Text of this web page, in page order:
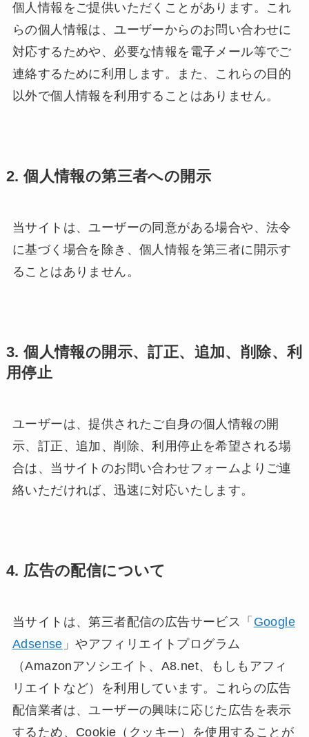
個人情報をご提供いただくことがあります。これ
らの個人情報は、ユーザーからのお問い合わせに
対応するためや、必要な情報を電子メール等でご
連絡するために利用します。また、これらの目的
以外で個人情報を利用することはありません。
2. 個人情報の第三者への開示
当サイトは、ユーザーの同意がある場合や、法令
に基づく場合を除き、個人情報を第三者に開示す
ることはありません。
3. 個人情報の開示、訂正、追加、削除、利
用停止
ユーザーは、提供されたご自身の個人情報の開
示、訂正、追加、削除、利用停止を希望される場
合は、当サイトのお問い合わせフォームよりご連
絡いただければ、迅速に対応いたします。
4. 広告の配信について
当サイトは、第三者配信の広告サービス「 Google
Adsense 」やアフィリエイトプログラム
（Amazonアソシエイト、A8.net、もしもアフィ
リエイトなど）を利用しています。これらの広告
配信業者は、ユーザーの興味に応じた広告を表示
するため、Cookie（クッキー）を使用することが